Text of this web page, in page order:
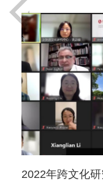
2022年跨文化